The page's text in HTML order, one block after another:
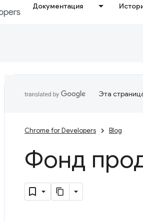
Документация
Эта
Chrome for Developers Blog
Фонд